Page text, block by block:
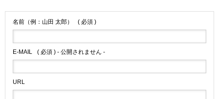
名前（例：山田 太郎） ( 必須 )
E-MAIL ( 必須 ) - 公開されません -
URL